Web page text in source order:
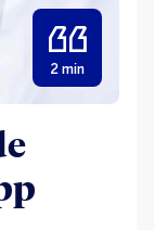
2 min